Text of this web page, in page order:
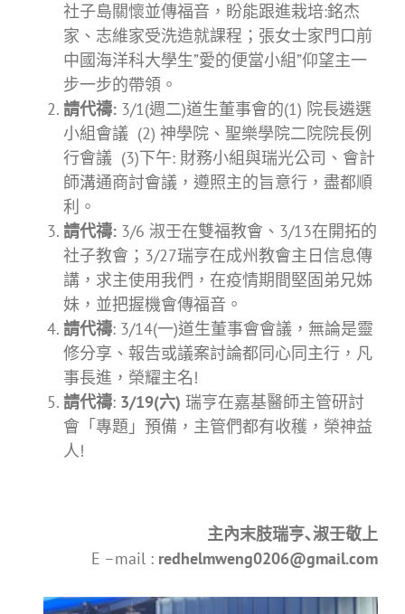
社子島關懷並傳福音，盼能跟進栽培:銘杰
家、志維家受洗造就課程；張女士家門口前
中國海洋科大學生”愛的便當小組”仰望主一
步一步的帶領。
請代禱: 3/1(週二)道生董事會的(1) 院長遴選
小組會議 (2) 神學院、聖樂學院二院院長例
行會議 (3)下午: 財務小組與瑞光公司、會計
師溝通商討會議，遵照主的旨意行，盡都順
利。
請代禱: 3/6 淑壬在雙福教會、3/13在開拓的
社子教會；3/27瑞亨在成州教會主日信息傳
講，求主使用我們，在疫情期間堅固弟兄姊
妹，並把握機會傳福音。
請代禱: 3/14(一)道生董事會會議，無論是靈
修分享、報告或議案討論都同心同主行，凡
事長進，榮耀主名!
請代禱: 3/19(六) 瑞亨在嘉基醫師主管研討
會「專題」預備，主管們都有收穫，榮神益
人!
主內末肢瑞亨､淑壬敬上
E –mail : redhelmweng0206@gmail.com